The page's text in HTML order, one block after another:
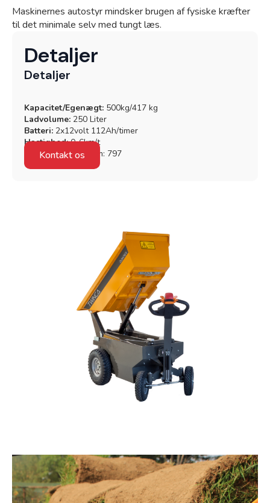
Granit Parts
Maskinernes autostyr mindsker brugen af fysiske kræfter
til det minimale selv med tungt læs.
Detaljer
Detaljer
Kapacitet/Egenægt: 500kg/417 kg
Ladvolume: 250 Liter
Batteri: 2x12volt 112Ah/timer
Hastighed:0-6km/t
Arbejdsbredde:
mm: 797
Kontakt os